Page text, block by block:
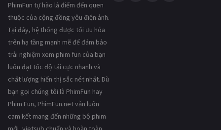
PhimFun tự hào là điểm đến quen
thuộc của cộng đồng yêu điện ảnh.
Tại đây, hệ thống được tối ưu hóa
trên hạ tầng mạnh mẽ để đảm bảo
trải nghiệm xem phim fun của bạn
luôn đạt tốc độ tải cực nhanh và
chất lượng hiển thị sắc nét nhất. Dù
bạn gọi chúng tôi là PhimFun hay
Phim Fun, PhimFun.net vẫn luôn
cam kết mang đến những bộ phim